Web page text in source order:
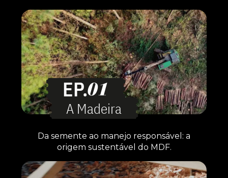
EP.01
A Madeira
Da semente ao manejo responsável: a
origem sustentável do MDF.